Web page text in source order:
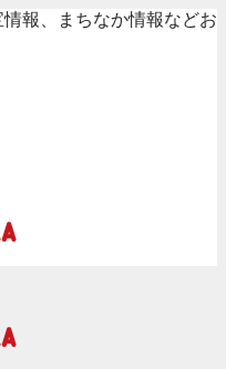
報、まちなか情報などお